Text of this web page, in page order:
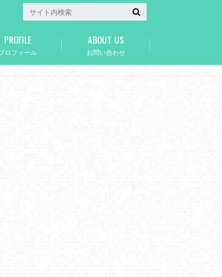
ロフィール
PROFILE
お問い合わせ
ABOUT US